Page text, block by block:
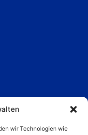
wir Technologien wie